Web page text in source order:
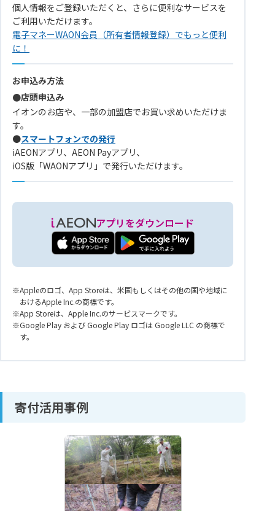
個人情報をご登録いただくと、さらに便利なサービスを
ご利用いただけます。
電子マネーWAON会員（所有者情報登録）でもっと便利
に！
お申込み方法
●店頭申込み
イオンのお店や、一部の加盟店でお買い求めいただけま
す。
●スマートフォンでの発行
iAEONアプリ、AEON Payアプリ、
iOS版「WAONアプリ」で発行いただけます。
アプリをダウンロード
Appleのロゴ、App Storeは、米国もしくはその他の国や地域に
おけるApple Inc.の商標です。
App Storeは、Apple Inc.のサービスマークです。
Google Play および Google Play ロゴは Google LLC の商標で
す。
寄付活用事例